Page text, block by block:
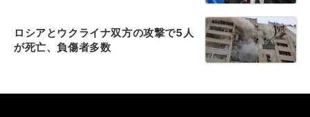
ロシアとウクライナ双方の攻撃で5人
が死亡、負傷者多数